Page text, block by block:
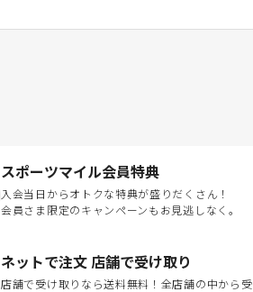
スポーツマイル会員特典
入会当日からオトクな特典が盛りだくさん！
会員さま限定のキャンペーンもお見逃しなく。
ネットで注文 店舗で受け取り
店舗で受け取りなら送料無料！全店舗の中から受